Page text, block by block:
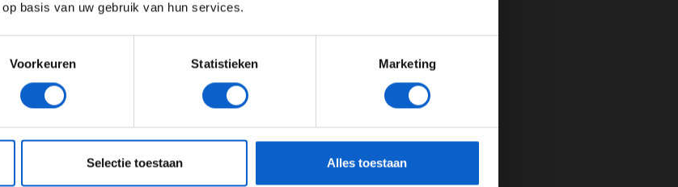
basis van uw gebruik van hun services.
Voorkeuren Statistieken Marketing
Selectie toestaan Alles toestaan
DAN 24 24 JAAR OF OUDER
voor meer informatie over gegevensgebruik en -bescherming.